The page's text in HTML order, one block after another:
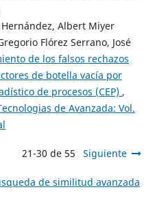
Albert Miyer
Flórez Serrano, José
de los falsos rechazos
de botella vacía por
de procesos (CEP) ,
de Avanzada: Vol.
21-30 de 55 Siguiente
de similitud avanzada